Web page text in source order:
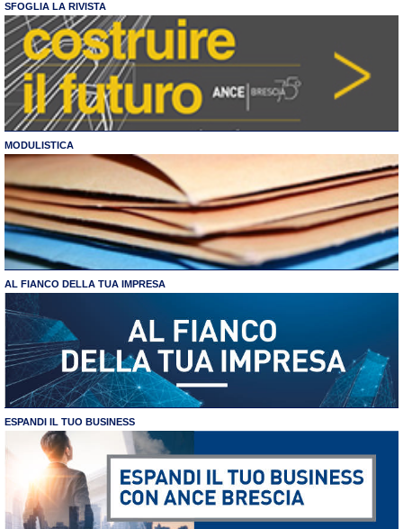
SFOGLIA LA RIVISTA
MODULISTICA
AL FIANCO DELLA TUA IMPRESA
ESPANDI IL TUO BUSINESS